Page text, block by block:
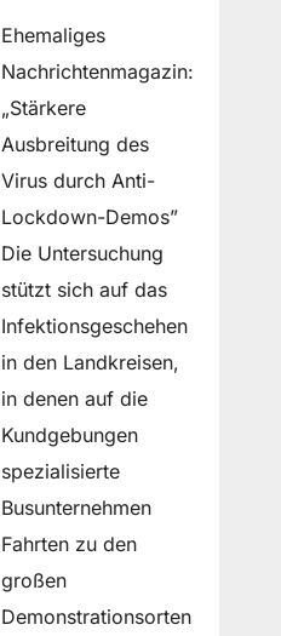
Ehemaliges
Nachrichtenmagazin:
„Stärkere
Ausbreitung des
Virus durch Anti-
Lockdown-Demos”
Die Untersuchung
stützt sich auf das
Infektionsgeschehen
in den Landkreisen,
in denen auf die
Kundgebungen
spezialisierte
Busunternehmen
Fahrten zu den
großen
Demonstrationsorten